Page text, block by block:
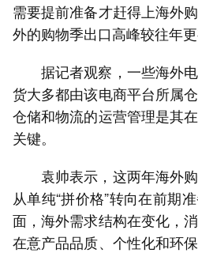
需要提前准备才赶得上海外
外的购物季出口高峰较往年更
据记者观察，一些海外
货大多都由该电商平台所属
仓储和物流的运营管理是其
关键。
袁帅表示，这两年海外
从单纯“拼价格”转向在前期
面，海外需求结构在变化，
在意产品品质、个性化和环